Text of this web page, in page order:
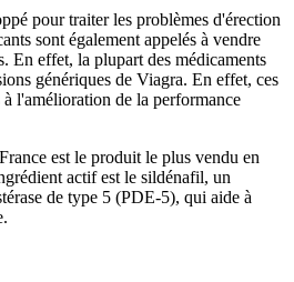
pour traiter les problèmes d'érection
sont également appelés à vendre
En effet, la plupart des médicaments
génériques de Viagra. En effet, ces
à l'amélioration de la performance
est le produit le plus vendu en
actif est le sildénafil, un
de type 5 (PDE-5), qui aide à